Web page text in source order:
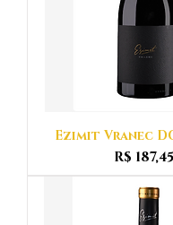
Ezimit Vranec
Preço
R$ 187,45